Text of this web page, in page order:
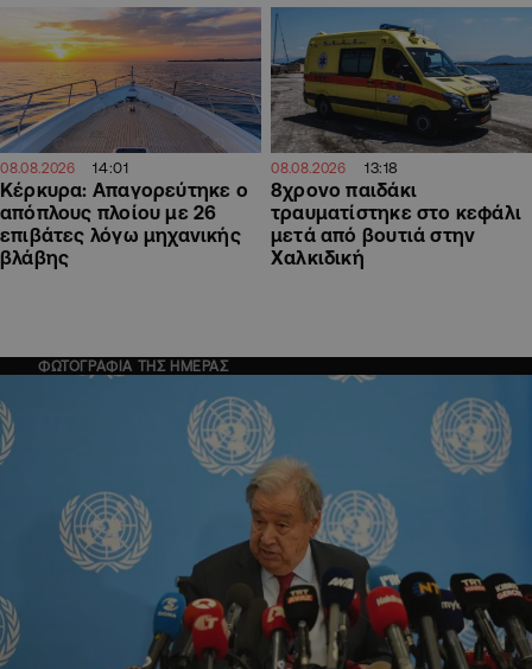
08.08.2026 14:01
Κέρκυρα: Απαγορεύτηκε ο
απόπλους πλοίου με 26
επιβάτες λόγω μηχανικής
βλάβης
08.08.2026 13:18
8χρονο παιδάκι
τραυματίστηκε στο κεφάλι
μετά από βουτιά στην
Χαλκιδική
ΦΩΤΟΓΡΑΦΙΑ ΤΗΣ ΗΜΕΡΑΣ